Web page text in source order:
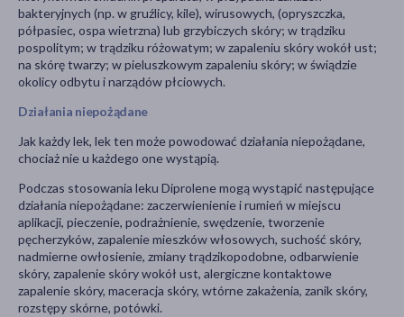
bakteryjnych (np. w gruźlicy, kile), wirusowych, (opryszczka,
półpasiec, ospa wietrzna) lub grzybiczych skóry; w trądziku
pospolitym; w trądziku różowatym; w zapaleniu skóry wokół ust;
na skórę twarzy; w pieluszkowym zapaleniu skóry; w świądzie
okolicy odbytu i narządów płciowych.
Działania niepożądane
Jak każdy lek, lek ten może powodować działania niepożądane,
chociaż nie u każdego one wystąpią.
Podczas stosowania leku Diprolene mogą wystąpić następujące
działania niepożądane: zaczerwienienie i rumień w miejscu
aplikacji, pieczenie, podrażnienie, swędzenie, tworzenie
pęcherzyków, zapalenie mieszków włosowych, suchość skóry,
nadmierne owłosienie, zmiany trądzikopodobne, odbarwienie
skóry, zapalenie skóry wokół ust, alergiczne kontaktowe
zapalenie skóry, maceracja skóry, wtórne zakażenia, zanik skóry,
rozstępy skórne, potówki.